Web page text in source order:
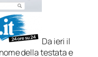
Da ieri il
della testata e